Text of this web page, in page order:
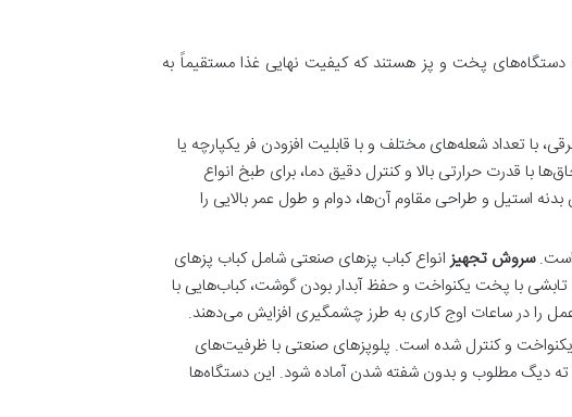
دستگاه‌های پخت و پز هستند که کیفیت نهایی غذا مستقیماً به
با تعداد شعله‌های مختلف و با قابلیت افزودن فر یکپارچه یا
با قدرت حرارتی بالا و کنترل دقیق دما، برای طبخ انواع
استیل و طراحی مقاوم آن‌ها، دوام و طول عمر بالایی را
است.سروش تجهیز انواع کباب پزهای صنعتی شامل کباب پزهای
تابشی با پخت یکنواخت و حفظ آبدار بودن گوشت، کباب‌هایی با
را در ساعات اوج کاری به طرز چشمگیری افزایش می‌دهند.
و کنترل شده است. پلوپزهای صنعتی با ظرفیت‌های
ته دیگ مطلوب و بدون شفته شدن آماده شود. این دستگاه‌ها